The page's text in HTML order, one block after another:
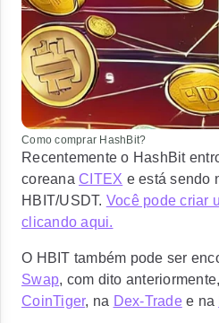
Como comprar HashBit?
Recentemente o HashBit
coreana CITEX e está sendo
HBIT/USDT. Você pode criar
clicando aqui.
O HBIT também pode ser
Swap, com dito
CoinTiger, na Dex-Tradee na